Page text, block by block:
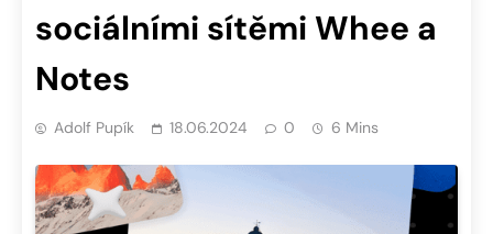
sociálními sítěmi Whee a
Notes
Adolf Pupík 18.06.2024 0 6 Mins